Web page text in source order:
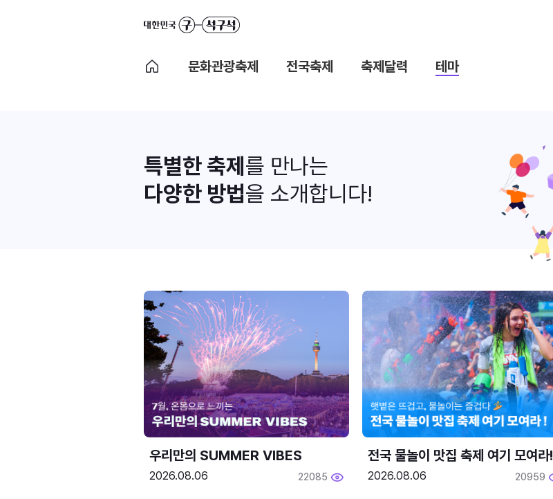
문화관광축제 전국축제 축제달력 테마
특별한 축제 를 만나는
다양한 방법을 소개합니다!
우리만의 SUMMER VIBES
2026.08.06 22085
전국 물놀이 맛집 축제 여기 모여라!
2026.08.06 20959